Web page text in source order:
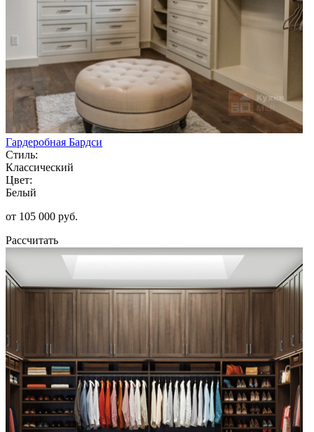
Гардеробная Бардси
Стиль:
Классический
Цвет:
Белый
от 105 000 руб.
Рассчитать